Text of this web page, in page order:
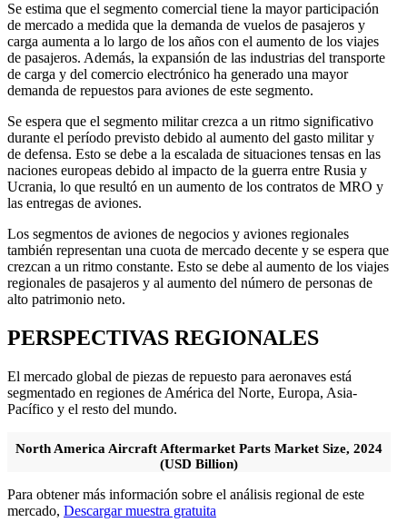
Se estima que el segmento comercial tiene la mayor participación
de mercado a medida que la demanda de vuelos de pasajeros y
carga aumenta a lo largo de los años con el aumento de los viajes
de pasajeros. Además, la expansión de las industrias del transporte
de carga y del comercio electrónico ha generado una mayor
demanda de repuestos para aviones de este segmento.
Se espera que el segmento militar crezca a un ritmo significativo
durante el período previsto debido al aumento del gasto militar y
de defensa. Esto se debe a la escalada de situaciones tensas en las
naciones europeas debido al impacto de la guerra entre Rusia y
Ucrania, lo que resultó en un aumento de los contratos de MRO y
las entregas de aviones.
Los segmentos de aviones de negocios y aviones regionales
también representan una cuota de mercado decente y se espera que
crezcan a un ritmo constante. Esto se debe al aumento de los viajes
regionales de pasajeros y al aumento del número de personas de
alto patrimonio neto.
PERSPECTIVAS REGIONALES
El mercado global de piezas de repuesto para aeronaves está
segmentado en regiones de América del Norte, Europa, Asia-
Pacífico y el resto del mundo.
North America Aircraft Aftermarket Parts Market Size, 2024
(USD Billion)
Para obtener más información sobre el análisis regional de este
mercado, Descargar muestra gratuita